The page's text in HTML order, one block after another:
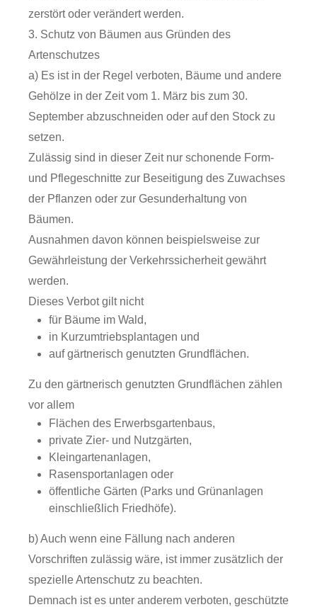
zerstört oder verändert werden.
3. Schutz von Bäumen aus Gründen des
Artenschutzes
a) Es ist in der Regel verboten, Bäume und andere
Gehölze in der Zeit vom 1. März bis zum 30.
September abzuschneiden oder auf den Stock zu
setzen.
Zulässig sind in dieser Zeit nur schonende Form-
und Pflegeschnitte zur Beseitigung des Zuwachses
der Pflanzen oder zur Gesunderhaltung von
Bäumen.
Ausnahmen davon können beispielsweise zur
Gewährleistung der Verkehrssicherheit gewährt
werden.
Dieses Verbot gilt nicht
für Bäume im Wald,
in Kurzumtriebsplantagen und
auf gärtnerisch genutzten Grundflächen.
Zu den gärtnerisch genutzten Grundflächen zählen
vor allem
Flächen des Erwerbsgartenbaus,
private Zier- und Nutzgärten,
Kleingartenanlagen,
Rasensportanlagen oder
öffentliche Gärten (Parks und Grünanlagen
einschließlich Friedhöfe).
b) Auch wenn eine Fällung nach anderen
Vorschriften zulässig wäre, ist immer zusätzlich der
spezielle Artenschutz zu beachten.
Demnach ist es unter anderem verboten, geschützte